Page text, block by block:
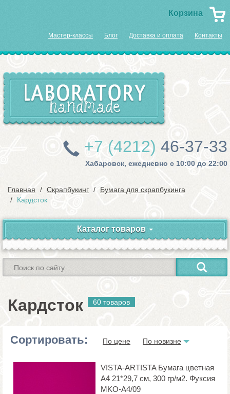
Корзина
Мастер-классы Блог Доставка и оплата Контакты
+7 (4212) 46-37-33
Хабаровск, ежедневно с 10:00 до 22:00
Главная Скрапбукинг
Бумага для скрапбукинга
Кардсток
Каталог товаров
Кардсток 60 товаров
Сортировать: По цене По новизне
VISTA-ARTISTA Бумага цветная
А4 21*29,7 см, 300 гр/м2. Фуксия
MKO-A4/09